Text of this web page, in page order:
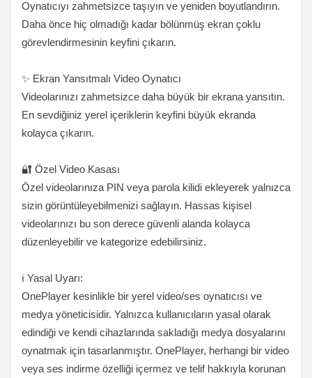
Oynatıcıyı zahmetsizce taşıyın ve yeniden boyutlandırın.
Daha önce hiç olmadığı kadar bölünmüş ekran çoklu
görevlendirmesinin keyfini çıkarın.
✨ Ekran Yansıtmalı Video Oynatıcı
Videolarınızı zahmetsizce daha büyük bir ekrana yansıtın.
En sevdiğiniz yerel içeriklerin keyfini büyük ekranda
kolayca çıkarın.
🔐 Özel Video Kasası
Özel videolarınıza PIN veya parola kilidi ekleyerek yalnızca
sizin görüntüleyebilmenizi sağlayın. Hassas kişisel
videolarınızı bu son derece güvenli alanda kolayca
düzenleyebilir ve kategorize edebilirsiniz.
ℹ️ Yasal Uyarı:
OnePlayer kesinlikle bir yerel video/ses oynatıcısı ve
medya yöneticisidir. Yalnızca kullanıcıların yasal olarak
edindiği ve kendi cihazlarında sakladığı medya dosyalarını
oynatmak için tasarlanmıştır. OnePlayer, herhangi bir video
veya ses indirme özelliği içermez ve telif hakkıyla korunan